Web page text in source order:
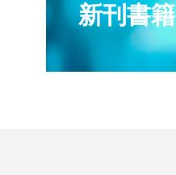
新刊書籍